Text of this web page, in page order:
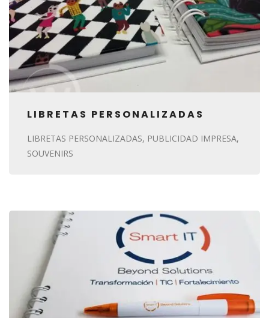
LIBRETAS PERSONALIZADAS
LIBRETAS PERSONALIZADAS PUBLICIDAD IMPRESA
SOUVENIRS